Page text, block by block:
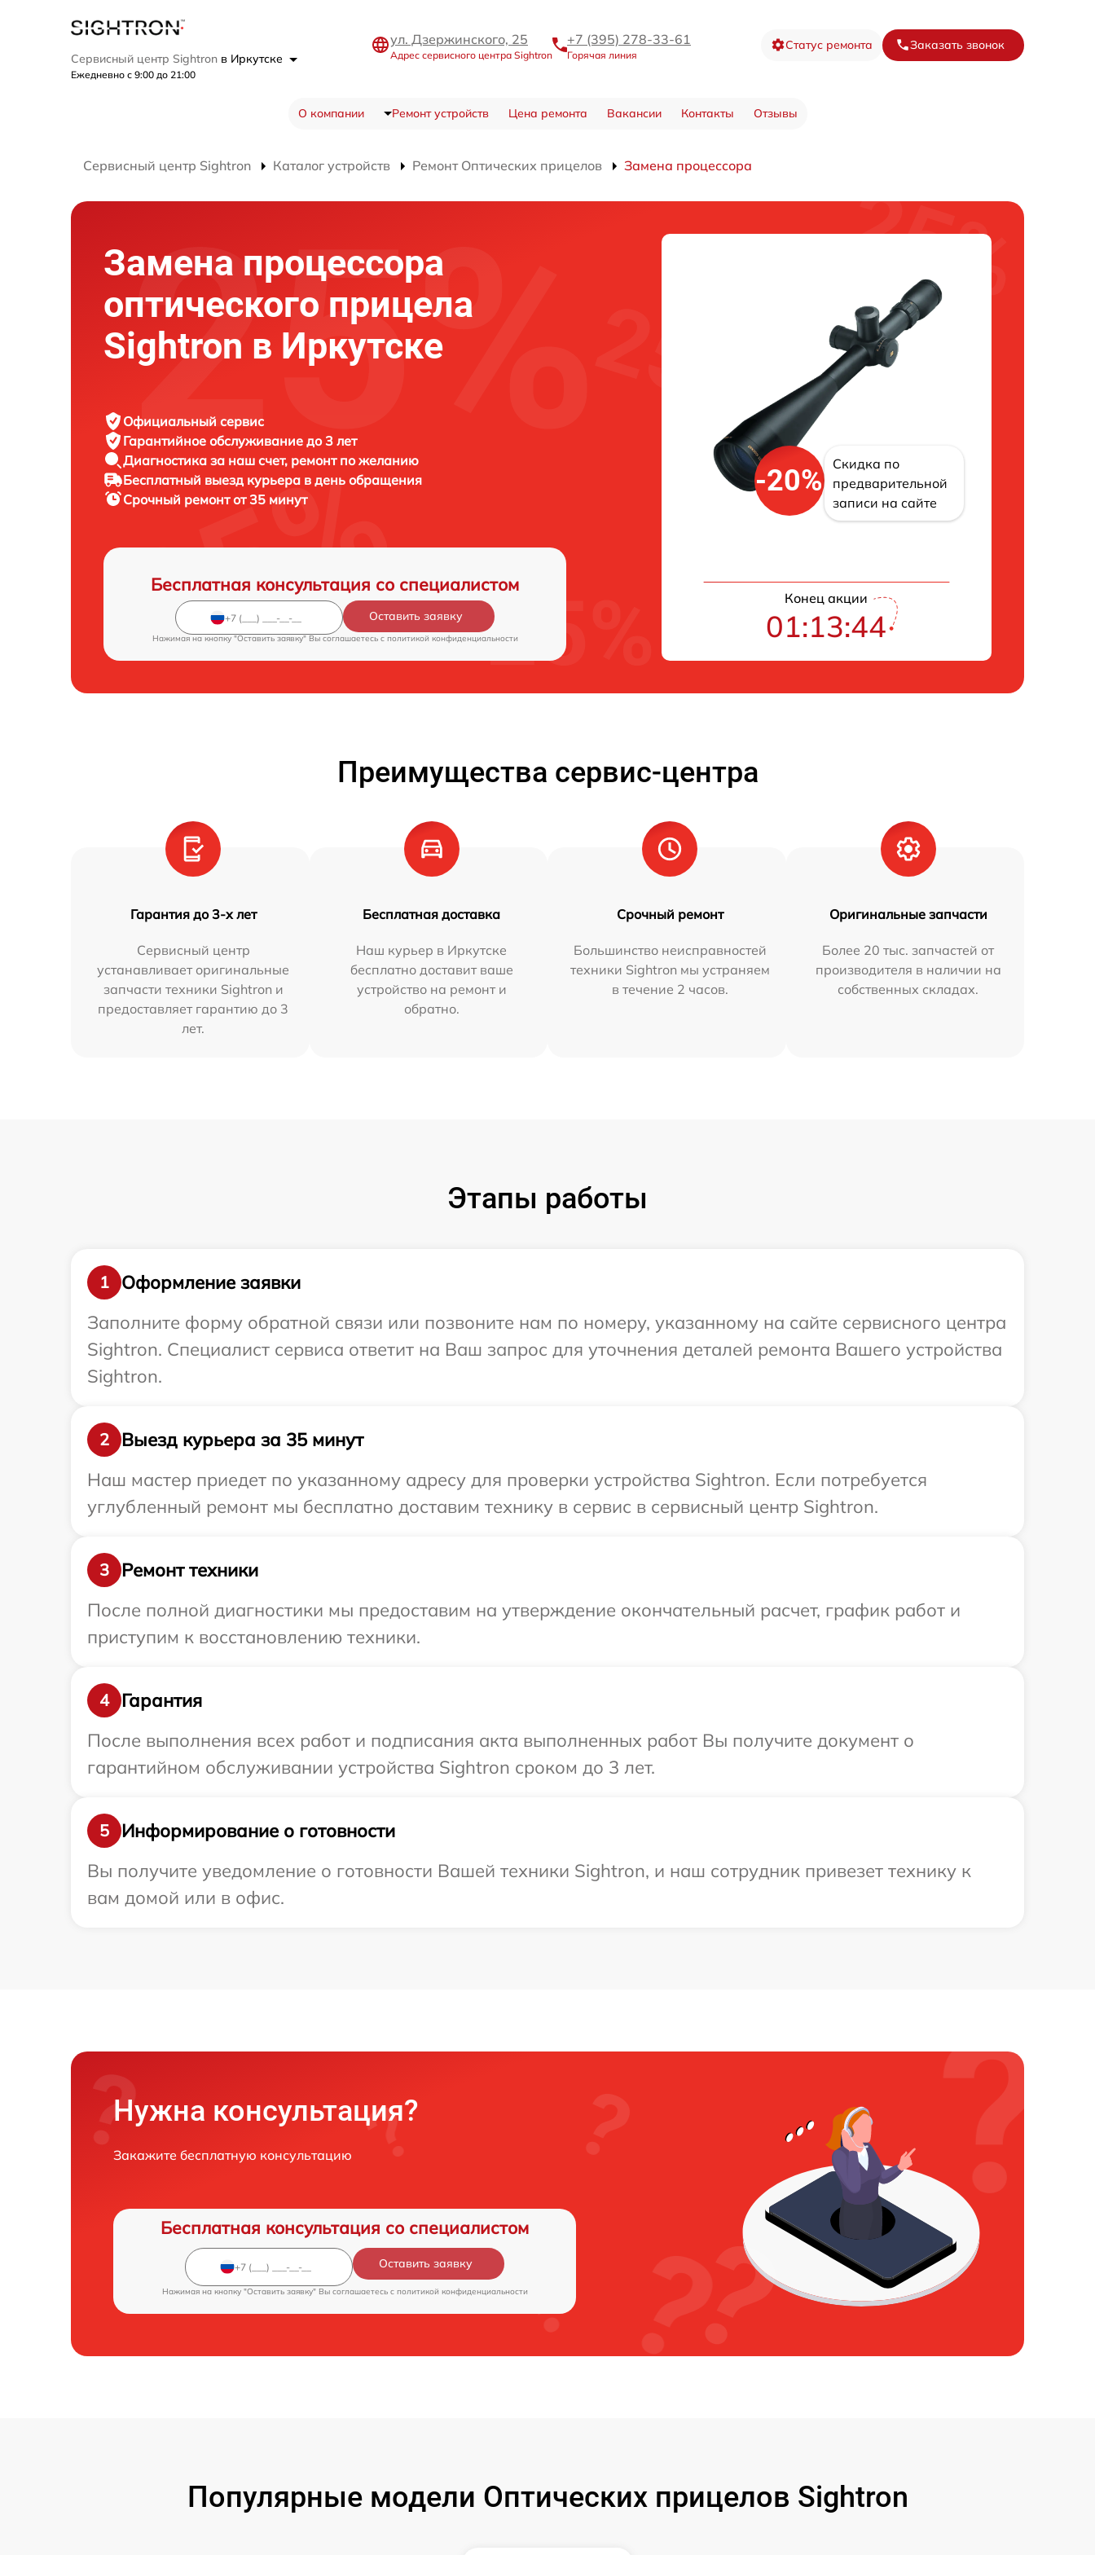
Сервисный центр Sightron в Иркутске
Ежедневно с 9:00 до 21:00
ул. Дзержинского, 25
Адрес сервисного центра Sightron
+7 (395) 278-33-61
Горячая линия
Статус ремонта Заказать звонок
О компании Ремонт устройств Цена ремонта Вакансии Контакты Отзывы
Сервисный центр Sightron Каталог устройств Ремонт Оптических прицелов Замена процессора
Замена процессора
оптического прицела
Sightron в Иркутске
Официальный сервис
Гарантийное обслуживание до 3 лет
Диагностика за наш счет, ремонт по желанию
Бесплатный выезд курьера в день обращения
Срочный ремонтот 35 минут
Бесплатная консультация со специалистом
Оставить заявку
Нажимая на кнопку "Оставить заявку" Вы соглашаетесь c политикой конфиденциальности
-20%
Скидка по
предварительной
записи на сайте
Конец акции
01:13:43
Преимущества сервис-центра
Гарантия до 3-х лет
Сервисный центр
устанавливает оригинальные
запчасти техники Sightron и
предоставляет гарантию до 3
лет.
Бесплатная доставка
Наш курьер в Иркутске
бесплатно доставит ваше
устройство на ремонт и
обратно.
Срочный ремонт
Большинство неисправностей
техники Sightron мы устраняем
в течение 2 часов.
Оригинальные запчасти
Более 20 тыс. запчастей от
производителя в наличии на
собственных складах.
Этапы работы
1
Оформление заявки
Заполните форму обратной связи или позвоните нам по номеру, указанному на сайте сервисного центра
Sightron. Специалист сервиса ответит на Ваш запрос для уточнения деталей ремонта Вашего устройства
Sightron.
2
Выезд курьера за 35 минут
Наш мастер приедет по указанному адресу для проверки устройства Sightron. Если потребуется
углубленный ремонт мы бесплатно доставим технику в сервис в сервисный центр Sightron.
3
Ремонт техники
После полной диагностики мы предоставим на утверждение окончательный расчет, график работ и
приступим к восстановлению техники.
4
Гарантия
После выполнения всех работ и подписания акта выполненных работ Вы получите документ о
гарантийном обслуживании устройства Sightron сроком до 3 лет.
5
Информирование о готовности
Вы получите уведомление о готовности Вашей техники Sightron, и наш сотрудник привезет технику к
вам домой или в офис.
Нужна консультация?
Закажите бесплатную консультацию
Бесплатная консультация со специалистом
Оставить заявку
Нажимая на кнопку "Оставить заявку" Вы соглашаетесь c политикой конфиденциальности
Популярные модели Оптических прицелов Sightron